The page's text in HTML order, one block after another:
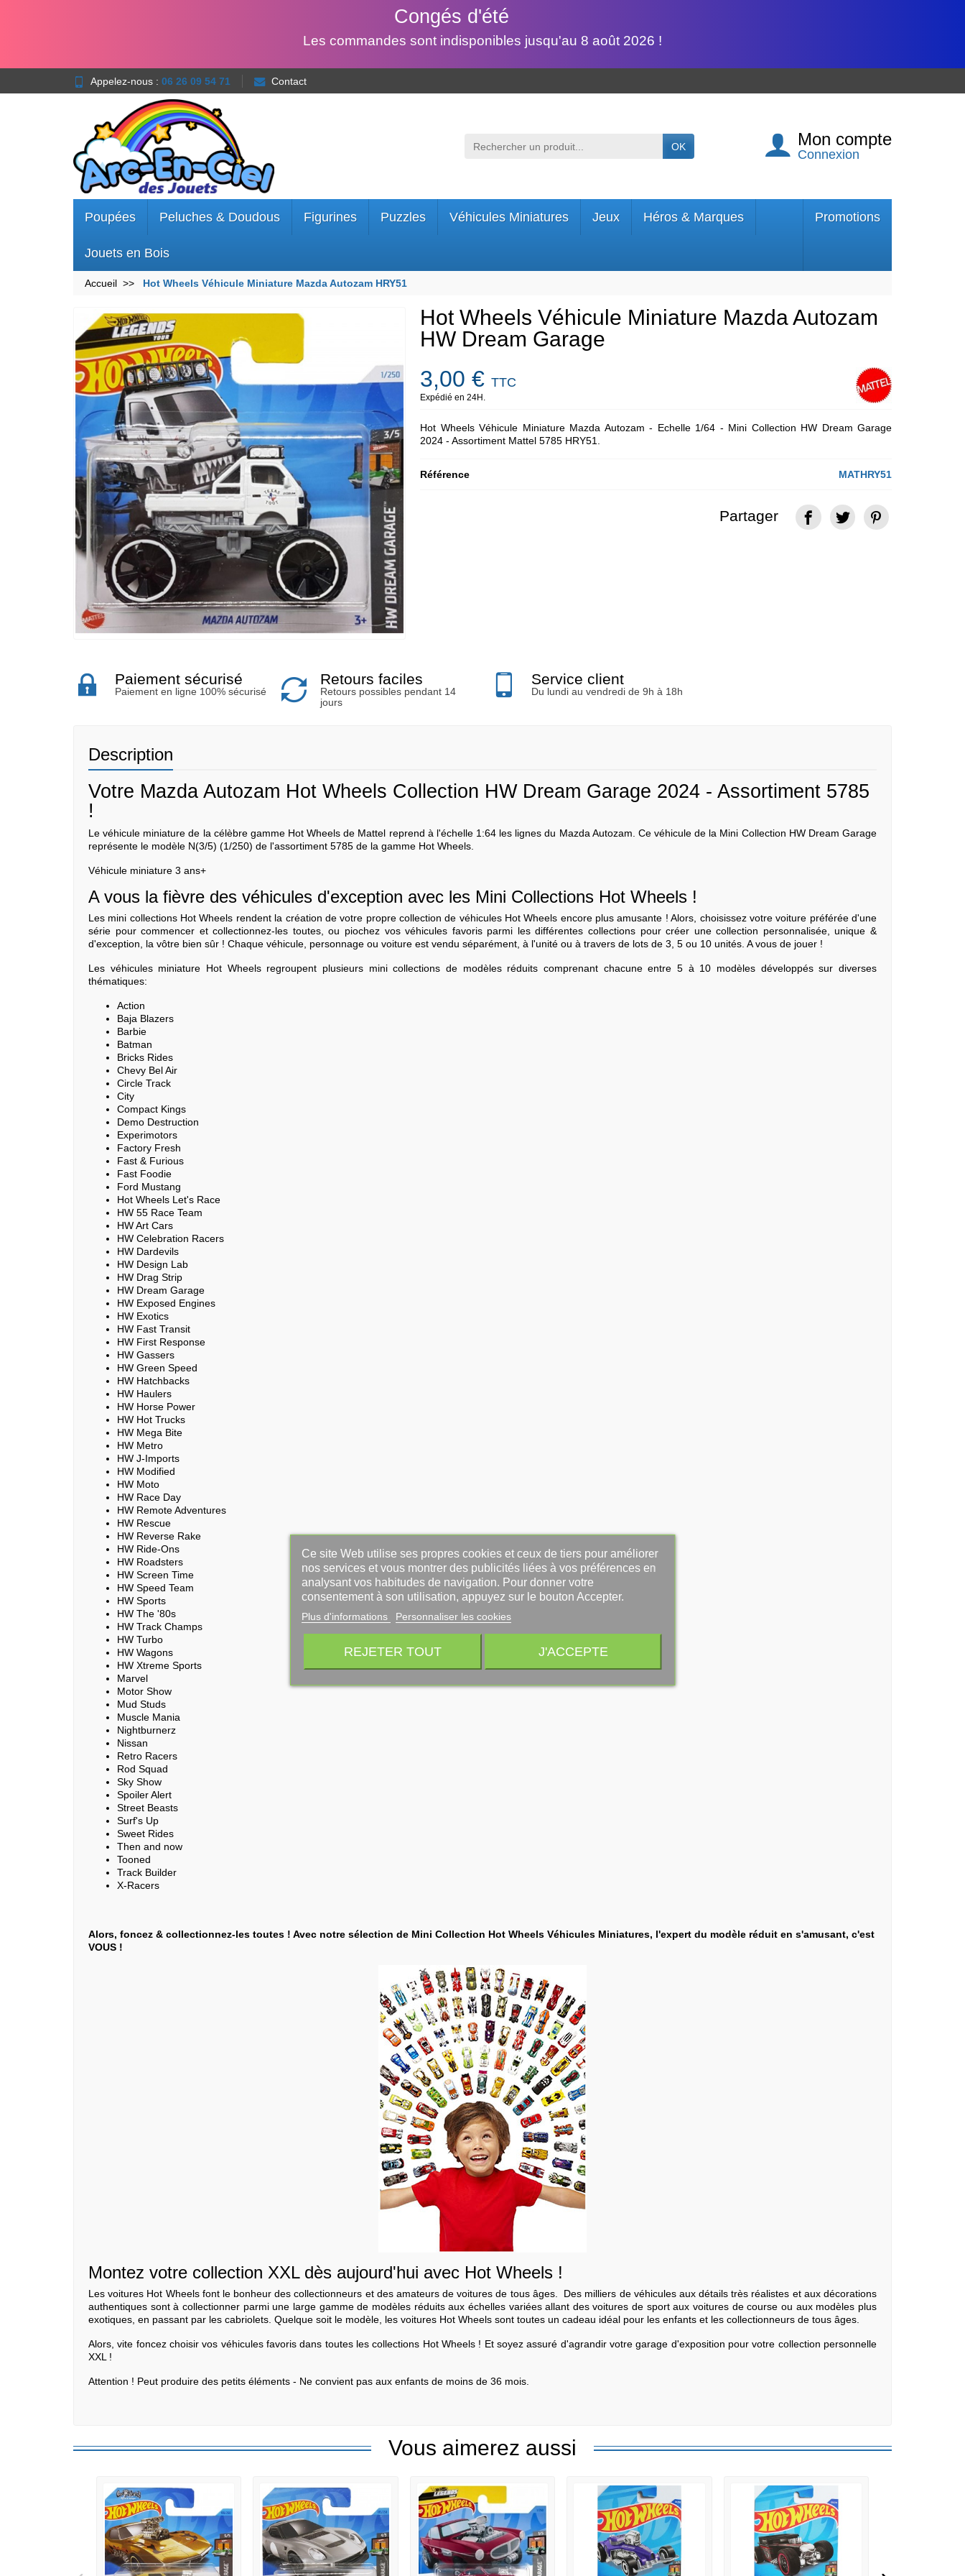
Congés d'été
Les commandes sont indisponibles jusqu'au 8 août 2026 !
Appelez-nous : 06 26 09 54 71 Contact
OK Mon compte
Connexion
Poupées Peluches & Doudous Figurines Puzzles Véhicules Miniatures Jeux Héros & Marques
Jouets en Bois
Promotions
Accueil Hot Wheels Véhicule Miniature Mazda Autozam HRY51
Hot Wheels Véhicule Miniature Mazda Autozam
HW Dream Garage
3,00 €TTC
Expédié en 24H.
Hot Wheels Véhicule Miniature Mazda Autozam - Echelle 1/64 - Mini Collection HW Dream Garage
2024 - Assortiment Mattel 5785 HRY51.
Référence MATHRY51
Partager
Paiement sécurisé
Paiement en ligne 100% sécurisé
Retours faciles
Retours possibles pendant 14
jours
Service client
Du lundi au vendredi de 9h à 18h
Description
Votre Mazda Autozam Hot Wheels Collection HW Dream Garage 2024 - Assortiment 5785
!
Le véhicule miniature de la célèbre gamme Hot Wheels de Mattel reprend à l'échelle 1:64 les lignes du Mazda Autozam. Ce véhicule de la Mini Collection HW Dream Garage
représente le modèle N(3/5) (1/250) de l'assortiment 5785 de la gamme Hot Wheels.
Véhicule miniature 3 ans+
A vous la fièvre des véhicules d'exception avec les Mini Collections Hot Wheels !
Les mini collections Hot Wheels rendent la création de votre propre collection de véhicules Hot Wheels encore plus amusante ! Alors, choisissez votre voiture préférée d'une
série pour commencer et collectionnez-les toutes, ou piochez vos véhicules favoris parmi les différentes collections pour créer une collection personnalisée, unique &
d'exception, la vôtre bien sûr ! Chaque véhicule, personnage ou voiture est vendu séparément, à l'unité ou à travers de lots de 3, 5 ou 10 unités. A vous de jouer !
Les véhicules miniature Hot Wheels regroupent plusieurs mini collections de modèles réduits comprenant chacune entre 5 à 10 modèles développés sur diverses
thématiques:
Action
Baja Blazers
Barbie
Batman
Bricks Rides
Chevy Bel Air
Circle Track
City
Compact Kings
Demo Destruction
Experimotors
Factory Fresh
Fast & Furious
Fast Foodie
Ford Mustang
Hot Wheels Let's Race
HW 55 Race Team
HW Art Cars
HW Celebration Racers
HW Dardevils
HW Design Lab
HW Drag Strip
HW Dream Garage
HW Exposed Engines
HW Exotics
HW Fast Transit
HW First Response
HW Gassers
HW Green Speed
HW Hatchbacks
HW Haulers
HW Horse Power
HW Hot Trucks
HW Mega Bite
HW Metro
HW J-Imports
HW Modified
HW Moto
HW Race Day
HW Remote Adventures
HW Rescue
HW Reverse Rake
HW Ride-Ons
HW Roadsters
HW Screen Time
HW Speed Team
HW Sports
HW The '80s
HW Track Champs
HW Turbo
HW Wagons
HW Xtreme Sports
Marvel
Motor Show
Mud Studs
Muscle Mania
Nightburnerz
Nissan
Retro Racers
Rod Squad
Sky Show
Spoiler Alert
Street Beasts
Surf's Up
Sweet Rides
Then and now
Tooned
Track Builder
X-Racers
Alors, foncez & collectionnez-les toutes ! Avec notre sélection de Mini Collection Hot Wheels Véhicules Miniatures, l'expert du modèle réduit en s'amusant, c'est
VOUS !
Montez votre collection XXL dès aujourd'hui avec Hot Wheels !
Les voitures Hot Wheels font le bonheur des collectionneurs et des amateurs de voitures de tous âges. Des milliers de véhicules aux détails très réalistes et aux décorations
authentiques sont à collectionner parmi une large gamme de modèles réduits aux échelles variées allant des voitures de sport aux voitures de course ou aux modèles plus
exotiques, en passant par les cabriolets. Quelque soit le modèle, les voitures Hot Wheels sont toutes un cadeau idéal pour les enfants et les collectionneurs de tous âges.
Alors, vite foncez choisir vos véhicules favoris dans toutes les collections Hot Wheels ! Et soyez assuré d'agrandir votre garage d'exposition pour votre collection personnelle
XXL !
Attention ! Peut produire des petits éléments - Ne convient pas aux enfants de moins de 36 mois.
Vous aimerez aussi
Ce site Web utilise ses propres cookies et ceux de tiers pour améliorer
nos services et vous montrer des publicités liées à vos préférences en
analysant vos habitudes de navigation. Pour donner votre
consentement à son utilisation, appuyez sur le bouton Accepter.
Plus d'informations Personnaliser les cookies
REJETER TOUT J'ACCEPTE